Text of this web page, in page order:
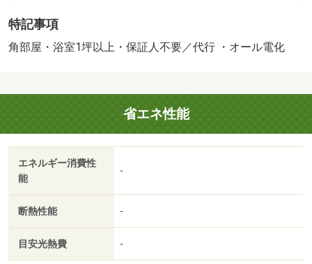
リーニング料金にエアコンクリーニング費用を含みま
す。 保証会社：株式会社イントラスト／バストイレ別／
濯置／シューズボックス／システムキッチン／追焚機能浴
室／角住戸／温水洗浄便座／駐輪場／宅配ボックス／即入
居可／敷金不要／対面式キッチン／ＩＨクッキングヒータ
ー／照明付／全居室洋室／ウォークインクロゼット／保証
人不要／オール電化／２沿線利用可／ネット使用料不要／
浴室１坪以上／２駅利用可／駅徒歩１０分以内／セキュリ
保証会社利用可／ローソン金沢諸江町店（コンビニ）まで
３４６ｍ／（株）平和堂／アル・プラザ金沢（スーパー）
まで１２８１ｍ/賃貸戸数:9戸
特記事項
角部屋・浴室1坪以上・保証人不要／代行 ・オール電化
省エネ性能
エネルギー消費性
能
-
断熱性能 -
目安光熱費 -